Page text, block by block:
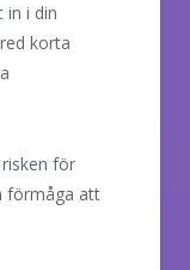
in i din
korta
för
förmåga att